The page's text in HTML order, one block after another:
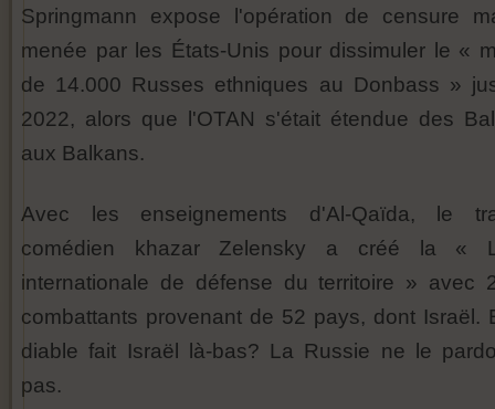
Springmann expose l'opération de censure
menée par les États-Unis pour dissimuler le «
de 14.000 Russes ethniques au Donbass »
2022, alors que l'OTAN s'était étendue des
aux Balkans.
Avec les enseignements d'Al-Qaïda, le
comédien khazar Zelensky a créé la «
internationale de défense du territoire » avec
combattants provenant de 52 pays, dont Israël.
diable fait Israël là-bas? La Russie ne le
pas.